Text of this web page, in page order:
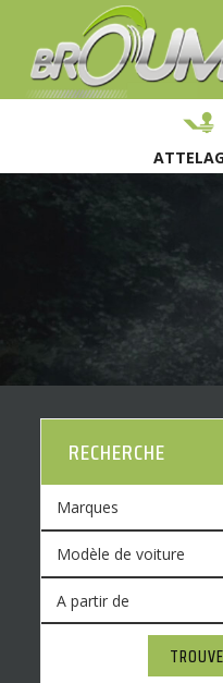
RECHERCHE